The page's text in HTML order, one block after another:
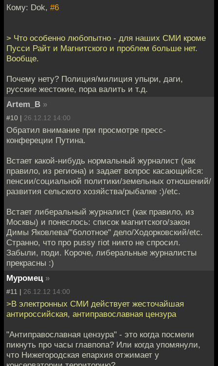
Кому: Dok, #6
> Что особенно любопытно - для наших СМИ кроме
Пусси Райт и Магнитского и проблем больше нет.
Вообще.
Почему нету? Полиция/милиция упыри, даги,
русские жестокие, пора валить и т.д.
Artem_B »
#10 | 26.12.12 14:00
Обратил внимание при просмотре пресс-
конфереции Путина.
Встает какой-нибудь нормальный журналист (как
правило, из региона) и задает вопрос касающийся:
пенсии/социальной политики/земельных отношений/
развития сельского хозяйства/рыбалке :)/etc.
Встает либеральный журналист (как правило, из
Москвы) и понеслось: список магнитского/закон
Димы Яковлева/"болотное" дело/Ходорковский/etc.
Странно, что про pussy riot никто не спросил.
Забыли, поди. Короче, либеральные журналисты
прекрасны :)
Муромец »
#11 | 26.12.12 14:00
>В электронных СМИ действует жестoчайшая
антироссийская, антиправославная цензурa
"Антиправославная цензура" - это когда посмели
пикнуть про часы главпопа? Или когда упомянули,
что Нижегородская епархия отжимает у